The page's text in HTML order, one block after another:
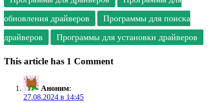
обновления драйверов
Программы для поиска
драйверов
Программы для установки драйверов
This article has 1 Comment
Аноним:
27.08.2024 в 14:45